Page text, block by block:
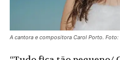
A cantora e compositora Carol Porto. Foto: